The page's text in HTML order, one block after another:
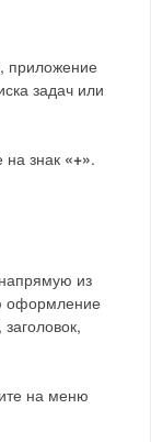
приложение
задач или
на знак «+».
из
оформление
на меню